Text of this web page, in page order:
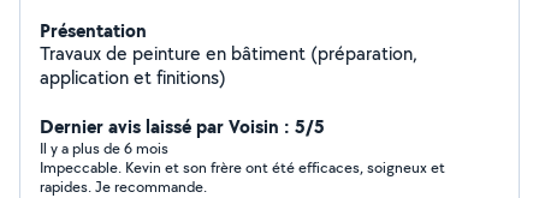
Présentation
Travaux de peinture en bâtiment (préparation,
application et finitions)
Dernier avis laissé par Voisin : 5/5
Il y a plus de 6 mois
Impeccable. Kevin et son frère ont été efficaces, soigneux et
rapides. Je recommande.